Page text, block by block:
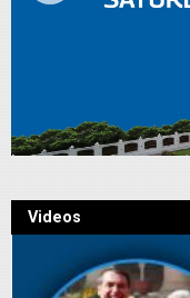
Videos